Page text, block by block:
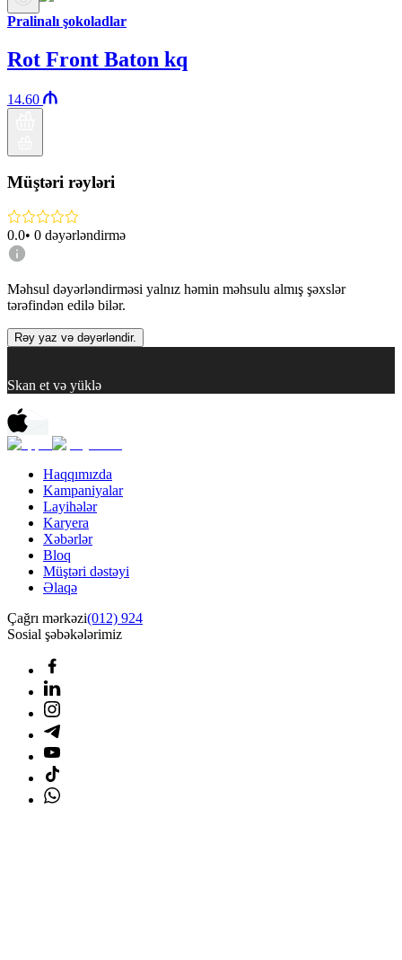
Pralinalı şokoladlar
Rot Front Baton kq
14.60
Müştəri rəyləri
0.0• 0 dəyərləndirmə
Məhsul dəyərləndirməsi yalnız həmin məhsulu almış şəxslər
tərəfindən edilə bilər.
Rəy yaz və dəyərləndir.
Skan et və yüklə
Haqqımızda
Kampaniyalar
Layihələr
Karyera
Xəbərlər
Bloq
Müştəri dəstəyi
Əlaqə
Çağrı mərkəzi(012) 924
Sosial şəbəkələrimiz